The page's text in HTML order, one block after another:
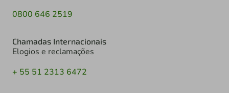
0800 646 2519
Chamadas Internacionais
Elogios e reclamações
+ 55 51 2313 6472